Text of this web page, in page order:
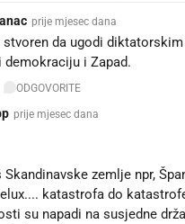
prije mjesec dana
stvoren da ugodi diktatorskim
demokraciju i Zapad.
ODGOVORITE
prije mjesec dana
Skandinavske zemlje npr,
katastrofa do
su napadi na susjedne